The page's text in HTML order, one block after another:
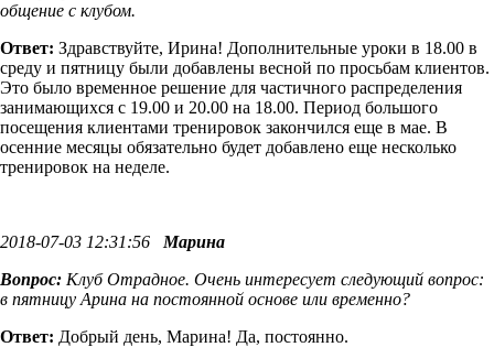
общение с клубом.
Ответ: Здравствуйте, Ирина! Дополнительные уроки в 18.00 в
среду и пятницу были добавлены весной по просьбам клиентов.
Это было временное решение для частичного распределения
занимающихся с 19.00 и 20.00 на 18.00. Период большого
посещения клиентами тренировок закончился еще в мае. В
осенние месяцы обязательно будет добавлено еще несколько
тренировок на неделе.
2018-07-03 12:31:56 Марина
Вопрос: Клуб Отрадное. Очень интересует следующий вопрос:
в пятницу Арина на постоянной основе или временно?
Ответ: Добрый день, Марина! Да, постоянно.